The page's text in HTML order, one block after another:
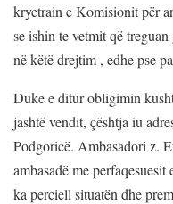
kryetrain e Komisionit për
se ishin te vetmit që
në këtë drejtim , edhe pse
Duke e ditur obligimin
jashtë vendit, çështja iu
Podgoricë. Ambasadori z.
ambasadë me
ka perciell situatën dhe